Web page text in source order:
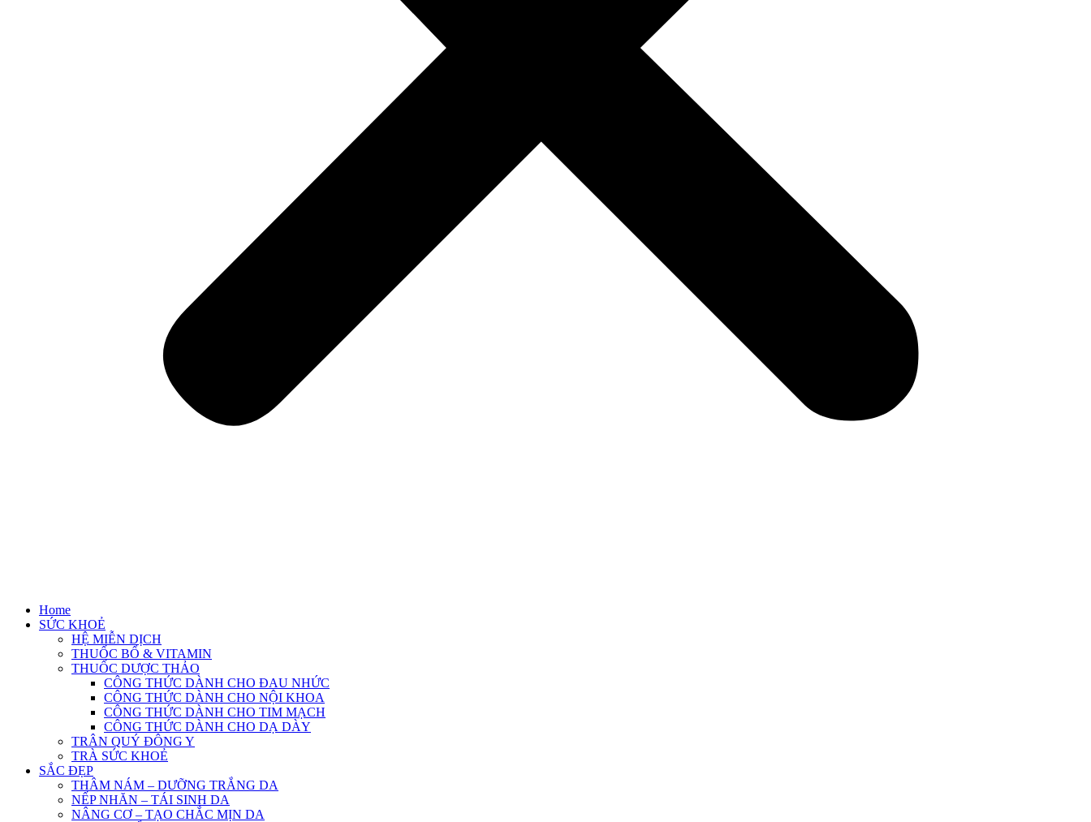
Home
SỨC KHOẺ
HỆ MIỄN DỊCH
THUỐC BỔ & VITAMIN
THUỐC DƯỢC THẢO
CÔNG THỨC DÀNH CHO ĐAU NHỨC
CÔNG THỨC DÀNH CHO NỘI KHOA
CÔNG THỨC DÀNH CHO TIM MẠCH
CÔNG THỨC DÀNH CHO DẠ DÀY
TRÂN QUÝ ĐÔNG Y
TRÀ SỨC KHOẺ
SẮC ĐẸP
THÂM NÁM – DƯỠNG TRẮNG DA
NẾP NHĂN – TÁI SINH DA
NÂNG CƠ – TẠO CHẮC MỊN DA